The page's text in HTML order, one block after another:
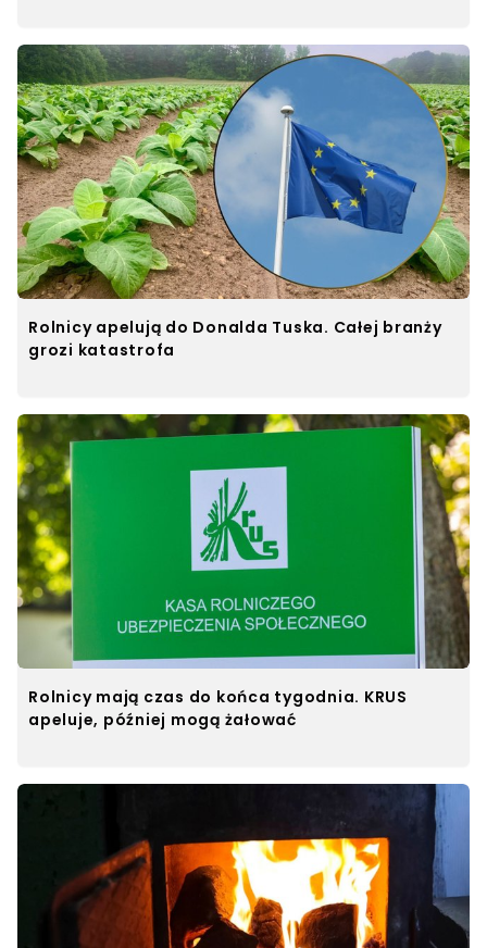
Rolnicy apelują do Donalda Tuska. Całej branży
grozi katastrofa
Rolnicy mają czas do końca tygodnia. KRUS
apeluje, później mogą żałować